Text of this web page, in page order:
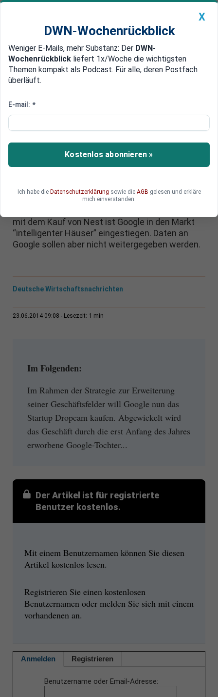
Newsticker MEIN DWN: Geldanlage Premium
Edelmetalle DWN-Magazin China
Überwachung und Speicherung von Hausdaten
Einkaufstour: Google-Tochter
erwirbt Firma für
Überwachungskameras
Suchmaschinenriese Google treibt die
Unternehmens-Tochter Nest will nun ein junges
Unternehmen erwerben, das Technik zur
mit dem Kauf von Nest ist Google in den Markt
“intelligenter Häuser” eingestiegen. Daten an
Google sollen aber nicht weitergegeben werden.
Deutsche Wirtschaftsnachrichten
23.06.2014 09:08 Lesezeit: 1 min
Im Folgenden:
Im Rahmen der Strategie zur Erweiterung
seiner Geschäftsfelder will Google nun das
Startup Dropcam kaufen. Abgewickelt wird
das Geschäft durch die erst Anfang des Jahres
erworbene Google-Tochter...
Der Artikel ist für registrierte
Benutzer kostenlos.
Mit einem Benutzernamen können Sie diesen
Artikel kostenlos lesen.
Registrieren Sie einen kostenlosen
Benutzernamen oder melden Sie sich mit einem
vorhandenen an.
Anmelden Registrieren
Benutzername oder Email-Adresse
X
DWN-Wochenrückblick
Weniger E-Mails, mehr Substanz: Der DWN-
Wochenrückblick liefert 1x/Woche die wichtigsten
Themen kompakt als Podcast. Für alle, deren Postfach
überläuft.
E-mail: *
Kostenlos abonnieren »
Ich habe die Datenschutzerklärung sowie die AGB gelesen und erkläre
mich einverstanden.